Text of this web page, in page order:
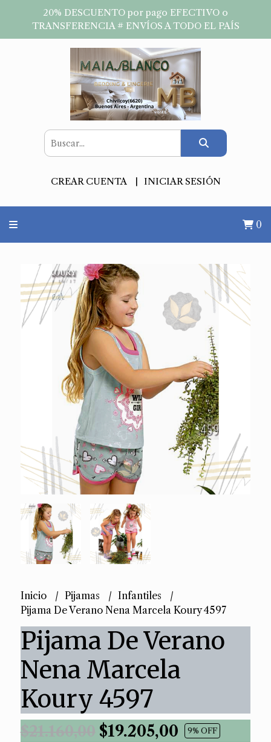
20% DESCUENTO por pago EFECTIVO o
TRANSFERENCIA # ENVÍOS A TODO EL PAÍS
CREAR CUENTA INICIAR SESIÓN
0
Inicio Pijamas
Infantiles
Pijama De Verano Nena Marcela Koury 4597
Pijama De Verano
Nena Marcela
Koury 4597
$21.160,00 $19.205,00 9% OFF